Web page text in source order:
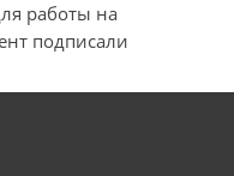
оработы на
подписали
и разработчики